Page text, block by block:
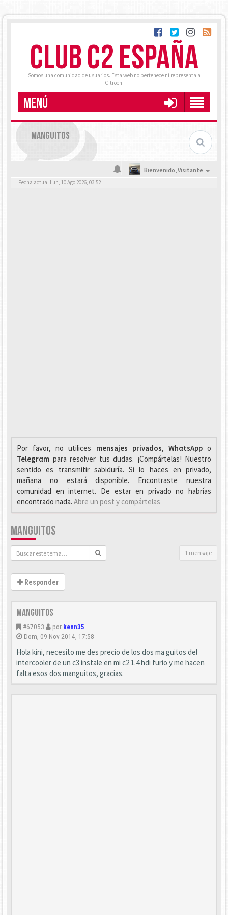
CLUB C2 ESPAÑA
Somos una comunidad de usuarios. Esta web no pertenece ni representa a
Citroën.
MENÚ
MANGUITOS
Bienvenido,Visitante
Fecha actual Lun, 10 Ago 2026, 03:52
Por favor, no utilices mensajes privados, WhαtsAppo
Telegrαm para resolver tus dudas. ¡Compártelas! Nuestro
sentido es transmitir sabiduría. Si lo haces en privado,
mañana no estará disponible. Encontraste nuestra
comunidad en internet. De estar en privado no habrías
encontrado nada. Abre un post y compártelas
MANGUITOS
1 mensaje
Responder
manguitos
#67053 por kenn35
Dom, 09 Nov 2014, 17:58
Hola kini, necesito me des precio de los dos ma guitos del
intercooler de un c3 instale en mi c2 1.4 hdi furio y me hacen
falta esos dos manguitos, gracias.